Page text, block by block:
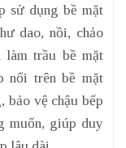
sử dụng bề mặt
dao, nồi, chảo
trầu bề mặt
nổi trên bề mặt
bảo vệ chậu bếp
muốn, giúp duy